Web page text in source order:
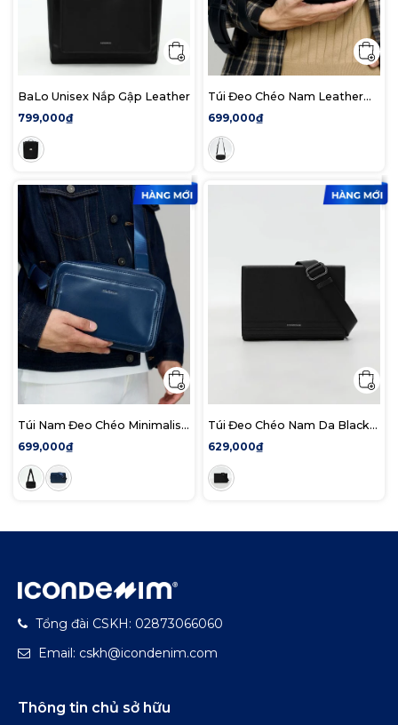
BaLo Unisex Nắp Gập Leather
799,000₫
Túi Đeo Chéo Nam Leather
Pattern ID
699,000₫
Túi Nam Đeo Chéo Minimalist
PU Multi-Pocket
699,000₫
Túi Đeo Chéo Nam Da Black
Reign
629,000₫
Tổng đài CSKH: 02873066060
Email: cskh@icondenim.com
Thông tin chủ sở hữu